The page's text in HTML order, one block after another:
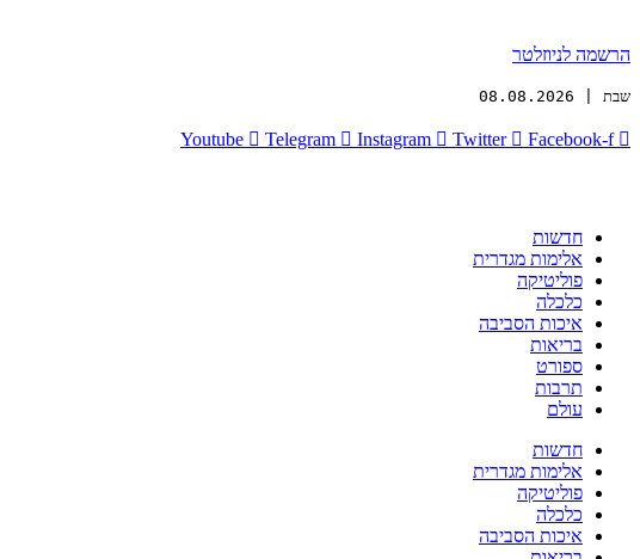
הרשמה לניוזלטר
שבת | 08.08.2026
Youtube Telegram Instagram Twitter Facebook-f
חדשות
אלימות מגדרית
פוליטיקה
כלכלה
איכות הסביבה
בריאות
ספורט
תרבות
עולם
חדשות
אלימות מגדרית
פוליטיקה
כלכלה
איכות הסביבה